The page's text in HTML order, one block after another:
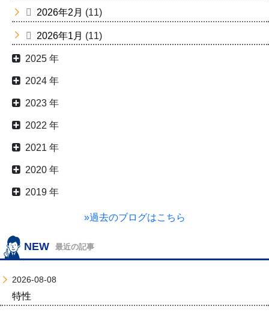
2026年2月 (11)
2026年1月 (11)
2025 年
2024 年
2023 年
2022 年
2021 年
2020 年
2019 年
»過去のブログはこちら
NEW 最近の記事
2026-08-08
特性